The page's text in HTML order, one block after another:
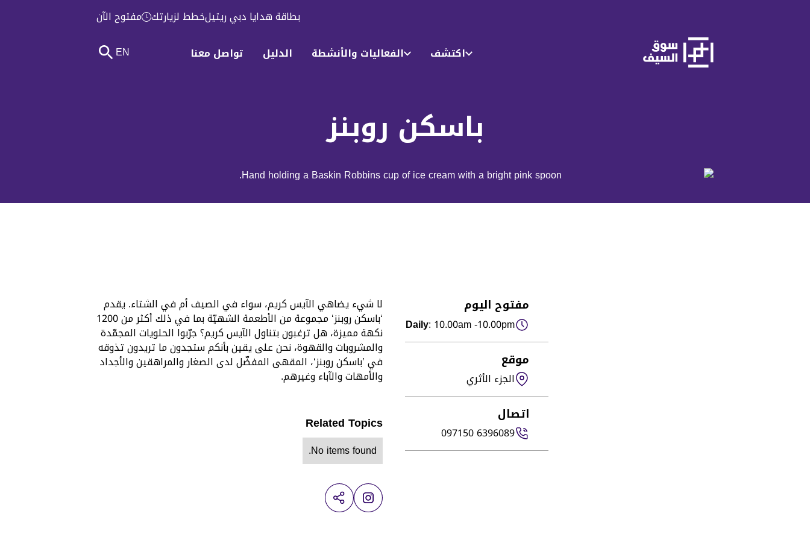
بطاقة هدايا دبي ريتيلخطط لزيارتك مفتوح الآن
اكتشف
الفعاليات والأنشطة الدليل تواصل معنا EN
باسكن روبنز
مفتوح اليوم
Daily: 10.00am -10.00pm
موقع
الجزء الأثري
اتصال
097150 6396089
لا شيء يضاهي الآيس كريم، سواء في الصيف أم في الشتاء. يقدم
‘باسكن روبنز‘ مجموعة من الأطعمة الشهيّة بما في ذلك أكثر من 1200
نكهة مميزة، هل ترغبون بتناول الآيس كريم؟ جرّبوا الحلويات المجمّدة
والمشروبات والقهوة، نحن على يقين بأنكم ستجدون ما تريدون تذوقه
في ’باسكن روبنز‘، المقهى المفضّل لدى الصغار والمراهقين والأجداد
والأمهات والآباء وغيرهم.
Related Topics
No items found.